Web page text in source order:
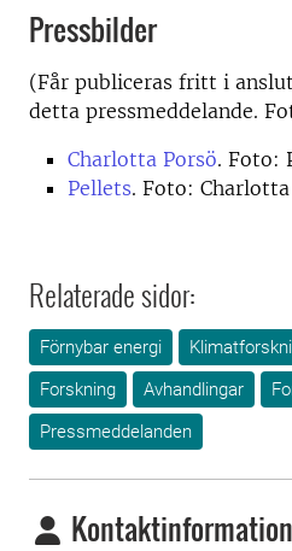
Pressbilder
(Får publiceras fritt i
detta pressmeddelande.
Charlotta Porsö. Foto:
Pellets. Foto: Charlotta
Relaterade sidor:
Förnybar energi
Forskning
Avhandlingar
Pressmeddelanden
Kontaktinformation